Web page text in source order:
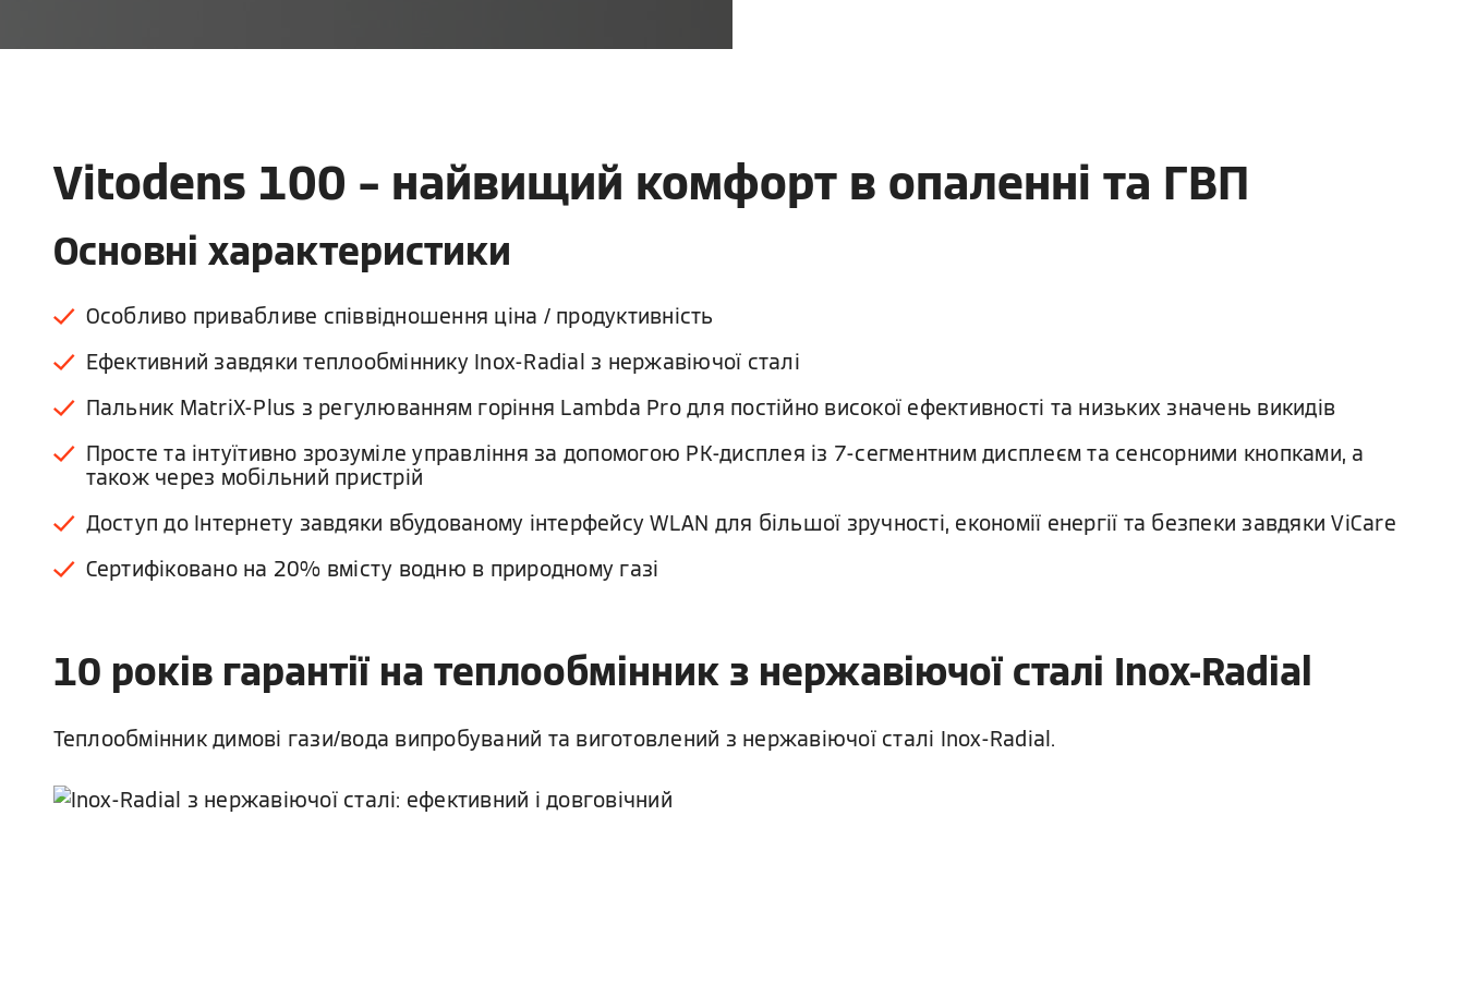
Vitodens 100 – найвищий комфорт в опаленні та ГВП
Основні характеристики
Особливо привабливе співвідношення ціна / продуктивність
Ефективний завдяки теплообміннику Inox-Radial з нержавіючої сталі
Пальник MatriX-Plus з регулюванням горіння Lambda Pro для постійно високої ефективності та низьких значень викидів
Просте та інтуїтивно зрозуміле управління за допомогою РК-дисплея із 7-сегментним дисплеєм та сенсорними кнопками, а
також через мобільний пристрій
Доступ до Інтернету завдяки вбудованому інтерфейсу WLAN для більшої зручності, економії енергії та безпеки завдяки ViCare
Сертифіковано на 20% вмісту водню в природному газі
10 років гарантії на теплообмінник з нержавіючої сталі Inox-Radial
Теплообмінник димові гази/вода випробуваний та виготовлений з нержавіючої сталі Inox-Radial.